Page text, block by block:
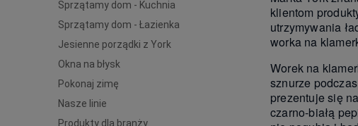
Sprzątamy dom - Kuchnia
Sprzątamy dom - Łazienka
Jesienne porządki z York
Okna na błysk
Pokonaj zimę
Nasze linie
Produkty dla branży
klientom
utrzymywania
worka na
Worek na
sznurze
prezentuje się
czarno-białą